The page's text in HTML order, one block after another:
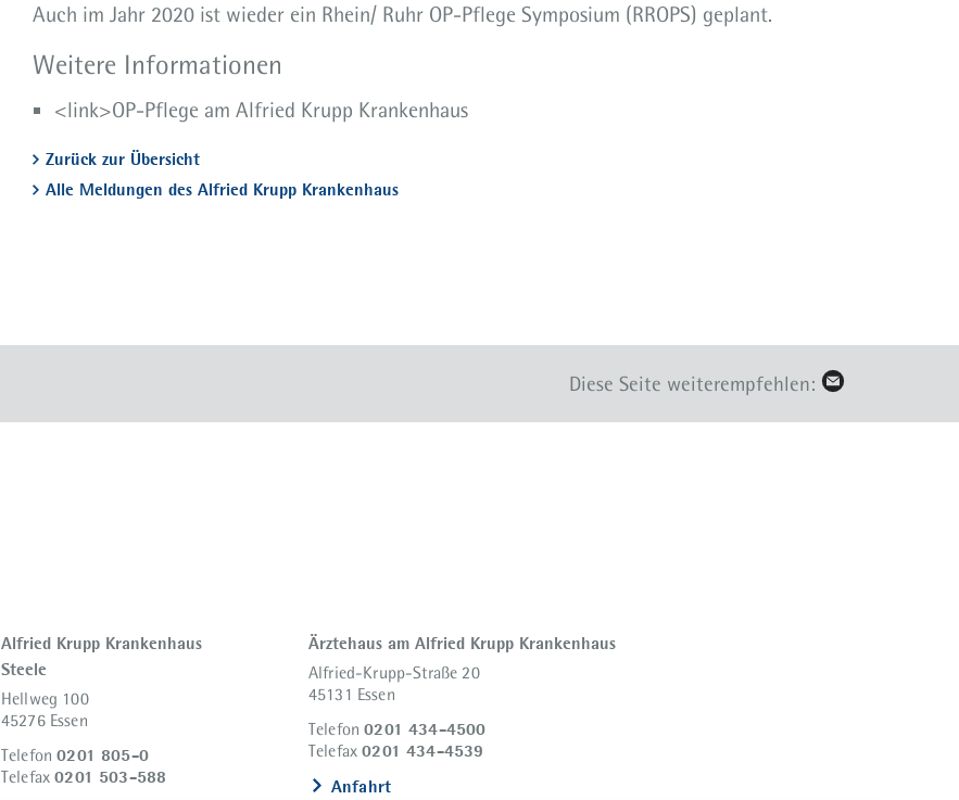
Auch im Jahr 2020 ist wieder ein Rhein/ Ruhr OP-Pflege Symposium (RROPS) geplant.
Weitere Informationen
<link>OP-Pflege am Alfried Krupp Krankenhaus
Zurück zur Übersicht
Alle Meldungen des Alfried Krupp Krankenhaus
Diese Seite weiterempfehlen:
Alfried Krupp Krankenhaus
Steele
Hellweg 100
45276 Essen
Telefon0201 805-0
Telefax0201 503-588
Ärztehaus am Alfried Krupp Krankenhaus
Alfried-Krupp-Straße 20
45131 Essen
Telefon0201 434-4500
Telefax0201 434-4539
Anfahrt